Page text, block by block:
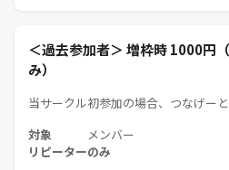
・調査確認不足、想定外の事情で、記
ること、ご了承ください。
・ネットワークビジネス・宗教等の勧
快を感じるアプローチ等の迷惑行為は
催者までご連絡ください。
内容を判断した上で、加害側の意識の
＜過去参加者＞ 増枠時 1000円
み）
当サークル初参加の場合、つなげー
対象 メンバー
リピーターのみ